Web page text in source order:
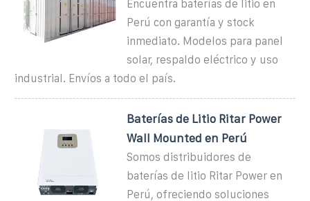
Encuentra baterías de litio en
Perú con garantía y stock
inmediato. Modelos para panel
solar, respaldo eléctrico y uso
industrial. Envíos a todo el país.
Baterías de Litio Ritar Power
Wall Mounted en Perú
Somos distribuidores de
baterías de litio Ritar Power en
Perú, ofreciendo soluciones